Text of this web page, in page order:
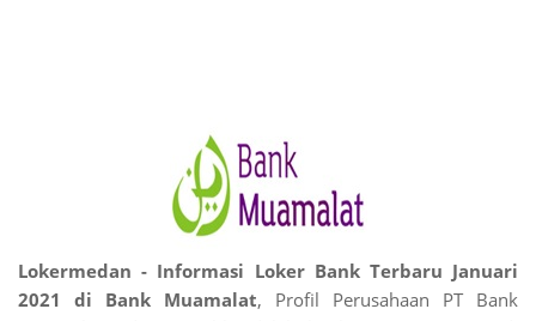
Lokermedan - Informasi Loker Bank Terbaru Januari
2021 di Bank Muamalat, Profil Perusahaan PT Bank